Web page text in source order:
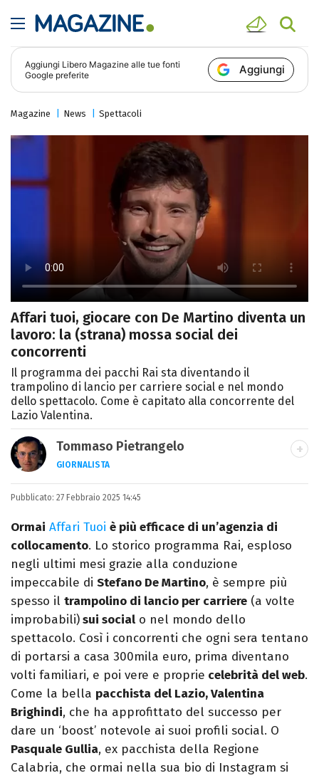
Aggiungi Libero Magazine alle tue fonti
Google preferite
Aggiungi
Magazine News Spettacoli
Affari tuoi, giocare con De Martino diventa un
lavoro: la (strana) mossa social dei
concorrenti
Il programma dei pacchi Rai sta diventando il
trampolino di lancio per carriere social e nel mondo
dello spettacolo. Come è capitato alla concorrente del
Lazio Valentina.
Tommaso Pietrangelo
GIORNALISTA
Autore, giornalista, cantautore. Laureato in
cinema, poesia e Shakespeare. Scrive
canzoni e ama i gatti.
Pubblicato: 27 Febbraio 2025 14:45
Ormai Affari Tuoi è più efficace di un’agenzia di
collocamento. Lo storico programma Rai, esploso
negli ultimi mesi grazie alla conduzione
impeccabile di Stefano De Martino, è sempre più
spesso il trampolino di lancio per carriere (a volte
improbabili)sui social o nel mondo dello
spettacolo. Così i concorrenti che ogni sera tentano
di portarsi a casa 300mila euro, prima diventano
volti familiari, e poi vere e proprie celebrità del web.
Come la bella pacchista del Lazio, Valentina
Brighindi, che ha approfittato del successo per
dare un ‘boost’ notevole ai suoi profili social. O
Pasquale Gullia, ex pacchista della Regione
Calabria, che ormai nella sua bio di Instagram si